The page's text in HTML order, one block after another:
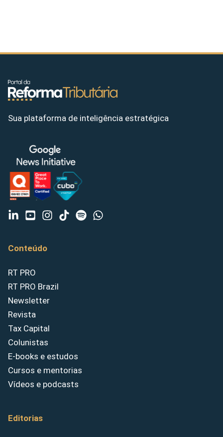
Sua plataforma de inteligência estratégica
Conteúdo
RT PRO
RT PRO Brazil
Newsletter
Revista
Tax Capital
Colunistas
E-books e estudos
Cursos e mentorias
Vídeos e podcasts
Editorias